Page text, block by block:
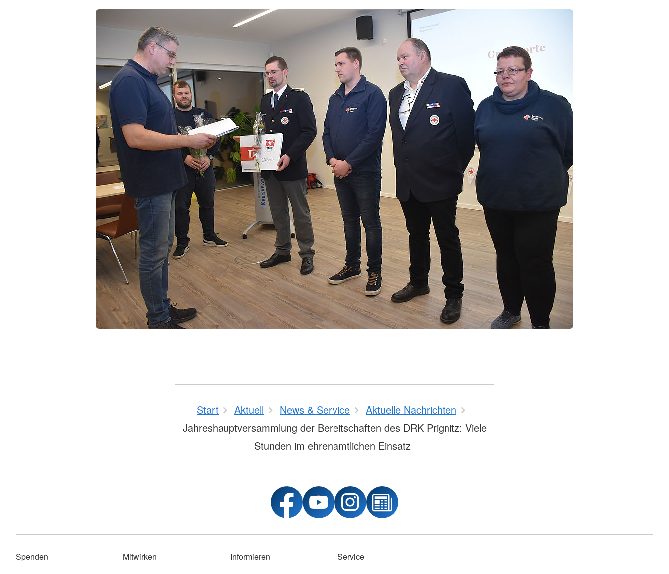
Start Aktuell News & Service
Aktuelle Nachrichten
Jahreshauptversammlung der Bereitschaften des DRK Prignitz: Viele
Stunden im ehrenamtlichen Einsatz
Spenden
Mitwirken
Informieren
Service